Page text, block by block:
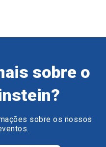
sobre o
sobre os nossos